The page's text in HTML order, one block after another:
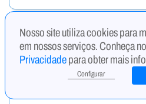
CANDIDA ALBICANS IGM,
CÓDIGO:CAIGM
SORO
Nosso site utiliza cookies para
em nossos serviços. Conheça
Privacidadepara obter mais
Configurar